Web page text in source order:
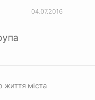
04.07.2016
життя міста